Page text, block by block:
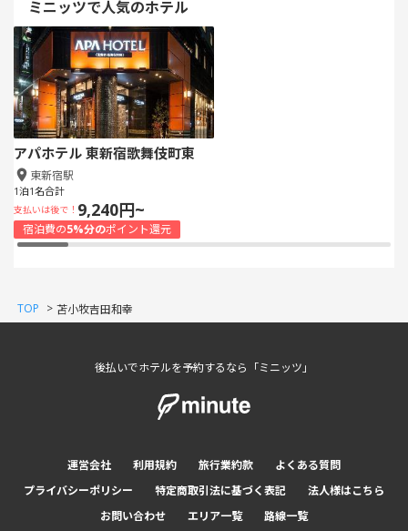
ミニッツで人気のホテル
アパホテル 東新宿歌舞伎町東
東新宿駅
1泊1名合計
支払いは後で！ 9,240円~
宿泊費の5%分のポイント還元
TOP > 苫小牧吉田和幸
後払いでホテルを予約するなら「ミニッツ」
運営会社 利用規約 旅行業約款
よくある質問
プライバシーポリシー
特定商取引法に基づく表記
法人様はこちら
お問い合わせ
エリア一覧 路線一覧